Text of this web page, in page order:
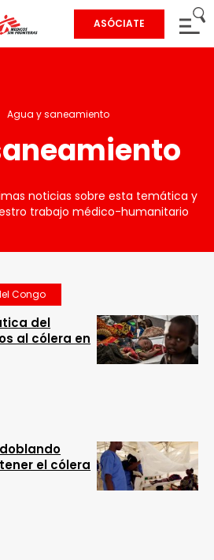
ASÓCIATE
Agua y saneamiento
noticias sobre esta temática y
trabajo médico-humanitario
Congo
del
al cólera en
el cólera